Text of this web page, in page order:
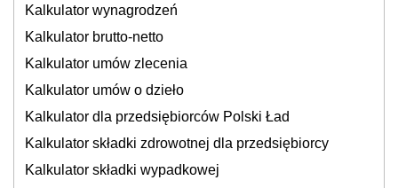
Kalkulator wynagrodzeń
Kalkulator brutto-netto
Kalkulator umów zlecenia
Kalkulator umów o dzieło
Kalkulator dla przedsiębiorców Polski Ład
Kalkulator składki zdrowotnej dla przedsiębiorcy
Kalkulator składki wypadkowej